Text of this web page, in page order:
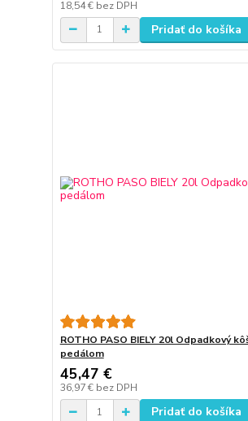
18,54 € bez DPH
Pridať do košíka
ROTHO PASO BIELY 20l Odpadkový
pedálom
45,47 €
36,97 € bez DPH
Pridať do košíka